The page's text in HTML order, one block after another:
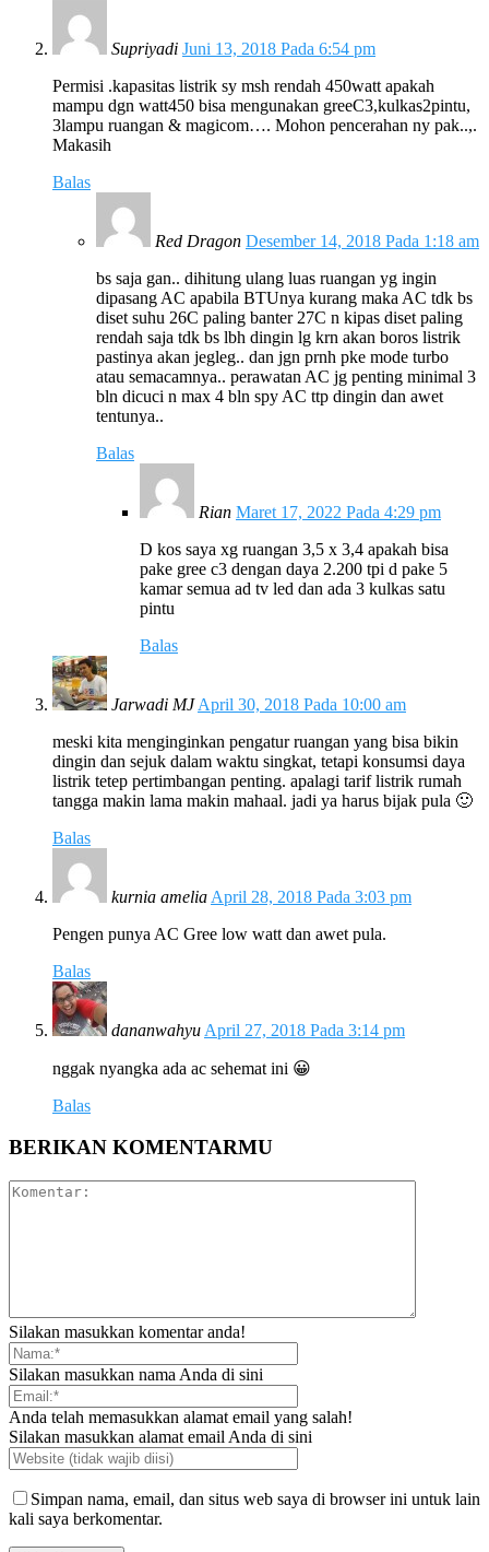
Supriyadi Juni 13, 2018 Pada 6:54 pm
Permisi .kapasitas listrik sy msh rendah 450watt apakah
mampu dgn watt450 bisa mengunakan greeC3,kulkas2pintu,
3lampu ruangan & magicom…. Mohon pencerahan ny pak..,.
Makasih
Balas
Red Dragon Desember 14, 2018 Pada 1:18 am
bs saja gan.. dihitung ulang luas ruangan yg ingin
dipasang AC apabila BTUnya kurang maka AC tdk bs
diset suhu 26C paling banter 27C n kipas diset paling
rendah saja tdk bs lbh dingin lg krn akan boros listrik
pastinya akan jegleg.. dan jgn prnh pke mode turbo
atau semacamnya.. perawatan AC jg penting minimal 3
bln dicuci n max 4 bln spy AC ttp dingin dan awet
tentunya..
Balas
Rian Maret 17, 2022 Pada 4:29 pm
D kos saya xg ruangan 3,5 x 3,4 apakah bisa
pake gree c3 dengan daya 2.200 tpi d pake 5
kamar semua ad tv led dan ada 3 kulkas satu
pintu
Balas
Jarwadi MJ April 30, 2018 Pada 10:00 am
meski kita menginginkan pengatur ruangan yang bisa bikin
dingin dan sejuk dalam waktu singkat, tetapi konsumsi daya
listrik tetep pertimbangan penting. apalagi tarif listrik rumah
tangga makin lama makin mahaal. jadi ya harus bijak pula 🙂
Balas
kurnia amelia April 28, 2018 Pada 3:03 pm
Pengen punya AC Gree low watt dan awet pula.
Balas
dananwahyu April 27, 2018 Pada 3:14 pm
nggak nyangka ada ac sehemat ini 😀
Balas
BERIKAN KOMENTARMU
Silakan masukkan komentar anda!
Silakan masukkan nama Anda di sini
Anda telah memasukkan alamat email yang salah!
Silakan masukkan alamat email Anda di sini
Simpan nama, email, dan situs web saya di browser ini untuk lain
kali saya berkomentar.